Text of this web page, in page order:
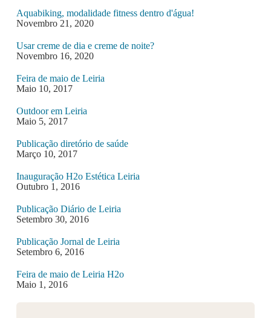
Aquabiking, modalidade fitness dentro d'água!
Novembro 21, 2020
Usar creme de dia e creme de noite?
Novembro 16, 2020
Feira de maio de Leiria
Maio 10, 2017
Outdoor em Leiria
Maio 5, 2017
Publicação diretório de saúde
Março 10, 2017
Inauguração H2o Estética Leiria
Outubro 1, 2016
Publicação Diário de Leiria
Setembro 30, 2016
Publicação Jornal de Leiria
Setembro 6, 2016
Feira de maio de Leiria H2o
Maio 1, 2016